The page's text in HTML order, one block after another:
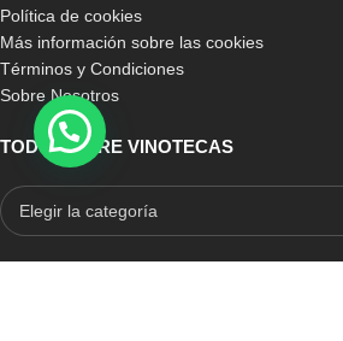
Política de cookies
Más información sobre las cookies
Términos y Condiciones
Sobre Nosotros
TODO SOBRE VINOTECAS